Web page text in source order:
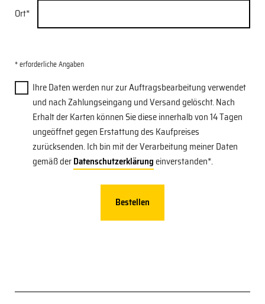
Ort*
* erforderliche Angaben
Ihre Daten werden nur zur Auftragsbearbeitung verwendet
und nach Zahlungseingang und Versand gelöscht. Nach
Erhalt der Karten können Sie diese innerhalb von 14 Tagen
ungeöffnet gegen Erstattung des Kaufpreises
zurücksenden. Ich bin mit der Verarbeitung meiner Daten
gemäß derDatenschutzerklärungeinverstanden*.